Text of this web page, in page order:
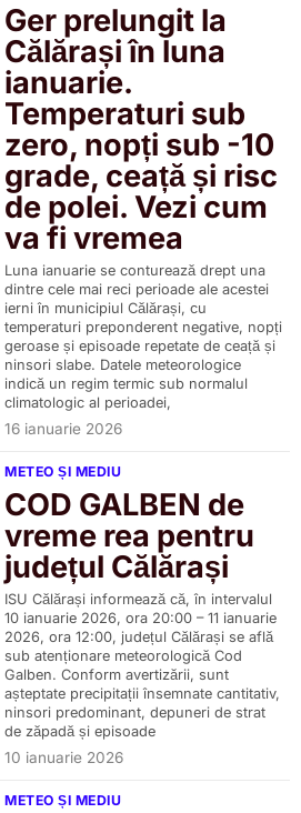
Ger prelungit la
Călărași în luna
ianuarie.
Temperaturi sub
zero, nopți sub -10
grade, ceață și risc
de polei. Vezi cum
va fi vremea
Luna ianuarie se conturează drept una
dintre cele mai reci perioade ale acestei
ierni în municipiul Călărași, cu
temperaturi preponderent negative, nopți
geroase și episoade repetate de ceață și
ninsori slabe. Datele meteorologice
indică un regim termic sub normalul
climatologic al perioadei,
16 ianuarie 2026
METEO ȘI MEDIU
COD GALBEN de
vreme rea pentru
județul Călărași
ISU Călărași informează că, în intervalul
10 ianuarie 2026, ora 20:00 – 11 ianuarie
2026, ora 12:00, județul Călărași se află
sub atenționare meteorologică Cod
Galben. Conform avertizării, sunt
așteptate precipitații însemnate cantitativ,
ninsori predominant, depuneri de strat
de zăpadă și episoade
10 ianuarie 2026
METEO ȘI MEDIU